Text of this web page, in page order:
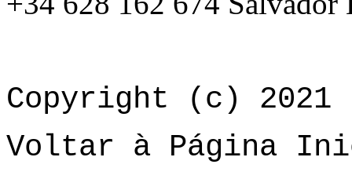
Copyright (c) 2021
Voltar à Página